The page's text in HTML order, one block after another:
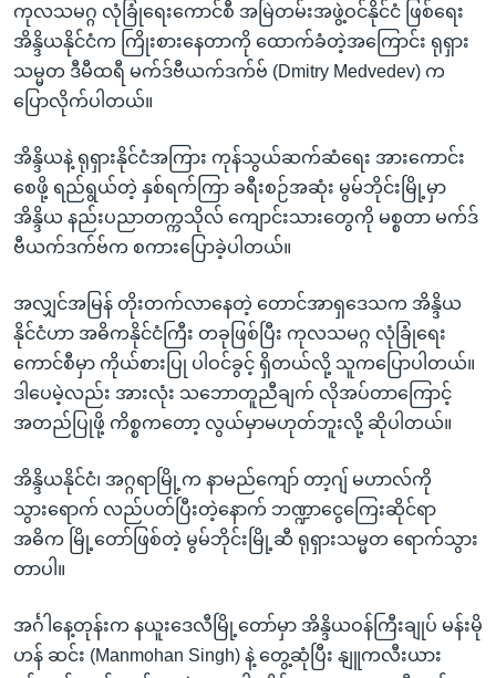
ရန်
ရှာဖွေ
ရန်
နေရာ
ကျော်
ရန်
ဘာသာစကားများ
ကုလသမဂ္ဂ လုံခြုံရေးကောင်စီ အမြဲတမ်းအဖွဲ့ဝင်နိုင်ငံ ဖြစ်ရေး
အိန္ဒိယနိုင်ငံက ကြိုးစားနေတာကို ထောက်ခံတဲ့အကြောင်း ရုရှား
သမ္မတ ဒီမီထရီ မက်ဒ်ဗီယက်ဒက်ဗ် (Dmitry Medvedev) က
ပြောလိုက်ပါတယ်။
အိန္ဒိယနဲ့ ရုရှားနိုင်ငံအကြား ကုန်သွယ်ဆက်ဆံရေး အားကောင်း
စေဖို့ ရည်ရွယ်တဲ့ နှစ်ရက်ကြာ ခရီးစဉ်အဆုံး မွမ်ဘိုင်းမြို့မှာ
အိန္ဒိယ နည်းပညာတက္ကသိုလ် ကျောင်းသားတွေကို မစ္စတာ မက်ဒ်
ဗီယက်ဒက်ဗ်က စကားပြောခဲ့ပါတယ်။
အလျှင်အမြန် တိုးတက်လာနေတဲ့ တောင်အာရှဒေသက အိန္ဒိယ
နိုင်ငံဟာ အဓိကနိုင်ငံကြီး တခုဖြစ်ပြီး ကုလသမဂ္ဂ လုံခြုံရေး
ကောင်စီမှာ ကိုယ်စားပြု ပါဝင်ခွင့် ရှိတယ်လို့ သူကပြောပါတယ်။
ဒါပေမဲ့လည်း အားလုံး သဘောတူညီချက် လိုအပ်တာကြောင့်
အတည်ပြုဖို့ ကိစ္စကတော့ လွယ်မှာမဟုတ်ဘူးလို့ ဆိုပါတယ်။
အိန္ဒိယနိုင်ငံ၊ အဂ္ဂရာမြို့က နာမည်ကျော် တာ့ဂျ် မဟာလ်ကို
သွားရောက် လည်ပတ်ပြီးတဲ့နောက် ဘဏ္ဍာငွေကြေးဆိုင်ရာ
အဓိက မြို့တော်ဖြစ်တဲ့ မွမ်ဘိုင်းမြို့ဆီ ရုရှားသမ္မတ ရောက်သွား
တာပါ။
အင်္ဂါနေ့တုန်းက နယူးဒေလီမြို့တော်မှာ အိန္ဒိယဝန်ကြီးချုပ် မန်းမို
ဟန် ဆင်း (Manmohan Singh) နဲ့ တွေ့ဆုံပြီး နျူကလီးယား